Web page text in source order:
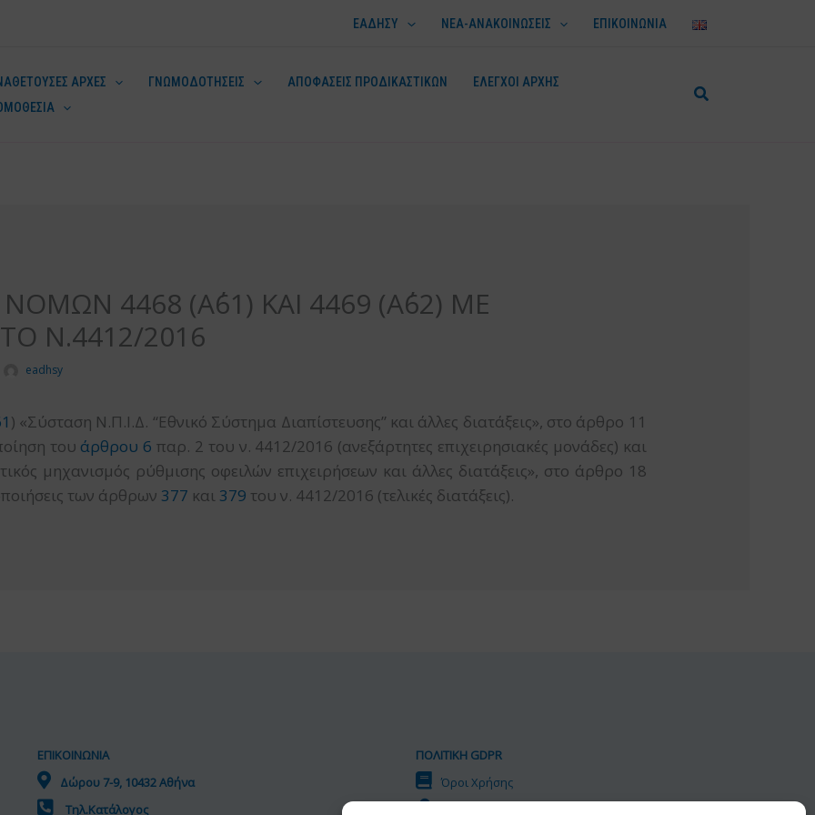
ΕΑΔΗΣΥ ΝΕΑ-ΑΝΑΚΟΙΝΩΣΕΙΣ ΕΠΙΚΟΙΝΩΝΙΑ
ΑΡΧΕΣ ΓΝΩΜΟΔΟΤΗΣΕΙΣ ΑΠΟΦΑΣΕΙΣ ΠΡΟΔΙΚΑΣΤΙΚΩΝ
ΕΛΕΓΧΟΙ ΑΡΧΗΣ
4468 (Α΄61) ΚΑΙ 4469 (Α΄62) ΜΕ
Ν.4412/2016
eadhsy
) «Σύσταση Ν.Π.Ι.Δ. “Εθνικό Σύστημα Διαπίστευσης” και άλλες διατάξεις», στο άρθρο 11
του άρθρου 6 παρ. 2 του ν. 4412/2016 (ανεξάρτητες επιχειρησιακές μονάδες) και
μηχανισμός ρύθμισης οφειλών επιχειρήσεων και άλλες διατάξεις», στο άρθρο 18
των άρθρων 377 και 379 του ν. 4412/2016 (τελικές διατάξεις).
ΕΠΙΚΟΙΝΩΝΙΑ
Δώρου 7-9, 10432 Αθήνα
Τηλ.Κατάλογος
ΠΟΛΙΤΙΚΗ GDPR
Όροι Χρήσης